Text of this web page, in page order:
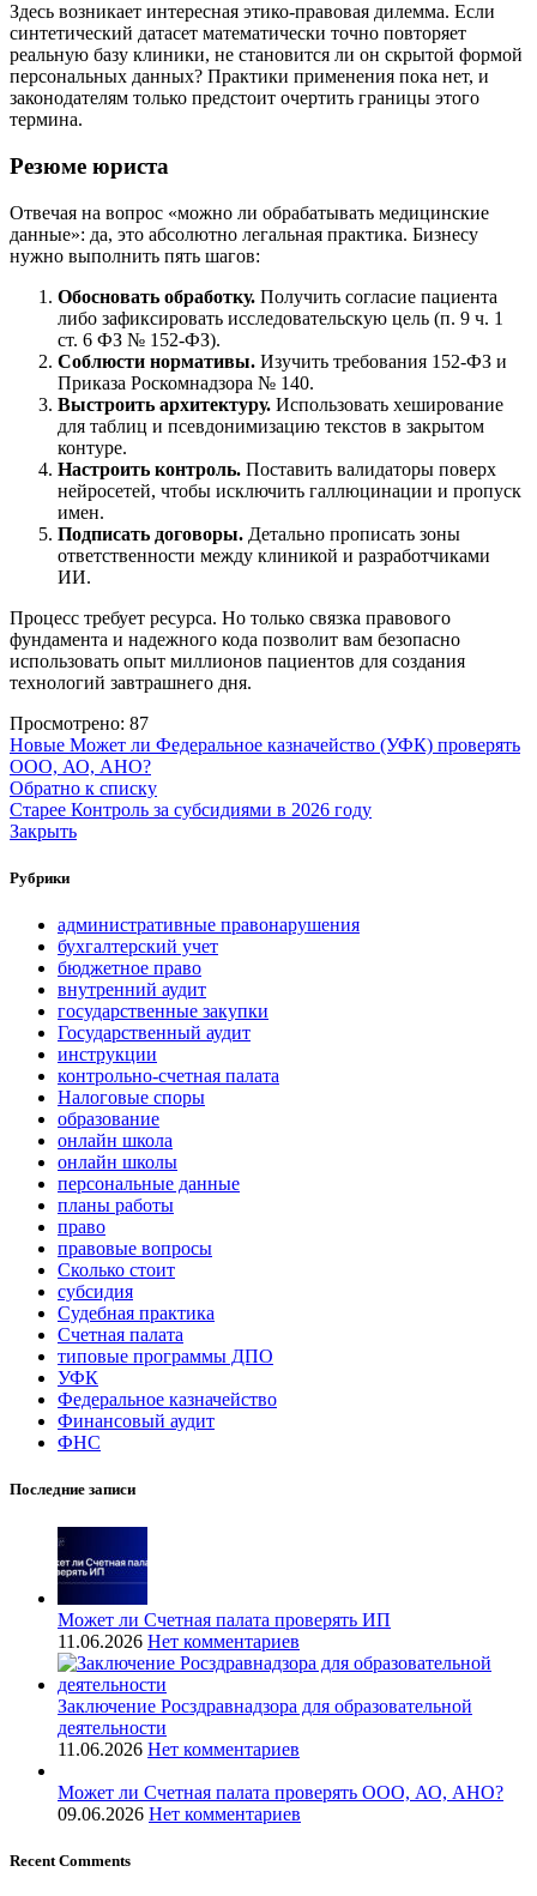
Здесь возникает интересная этико-правовая дилемма. Если
синтетический датасет математически точно повторяет
реальную базу клиники, не становится ли он скрытой формой
персональных данных? Практики применения пока нет, и
законодателям только предстоит очертить границы этого
термина.
Резюме юриста
Отвечая на вопрос «можно ли обрабатывать медицинские
данные»: да, это абсолютно легальная практика. Бизнесу
нужно выполнить пять шагов:
Обосновать обработку. Получить согласие пациента
либо зафиксировать исследовательскую цель (п. 9 ч. 1
ст. 6 ФЗ № 152-ФЗ).
Соблюсти нормативы. Изучить требования 152-ФЗ и
Приказа Роскомнадзора № 140.
Выстроить архитектуру. Использовать хеширование
для таблиц и псевдонимизацию текстов в закрытом
контуре.
Настроить контроль. Поставить валидаторы поверх
нейросетей, чтобы исключить галлюцинации и пропуск
имен.
Подписать договоры. Детально прописать зоны
ответственности между клиникой и разработчиками
ИИ.
Процесс требует ресурса. Но только связка правового
фундамента и надежного кода позволит вам безопасно
использовать опыт миллионов пациентов для создания
технологий завтрашнего дня.
Просмотрено: 87
Новые Может ли Федеральное казначейство (УФК) проверять
ООО, АО, АНО?
Обратно к списку
Старее Контроль за субсидиями в 2026 году
Закрыть
Рубрики
административные правонарушения
бухгалтерский учет
бюджетное право
внутренний аудит
государственные закупки
Государственный аудит
инструкции
контрольно-счетная палата
Налоговые споры
образование
онлайн школа
онлайн школы
персональные данные
планы работы
право
правовые вопросы
Сколько стоит
субсидия
Судебная практика
Счетная палата
типовые программы ДПО
УФК
Федеральное казначейство
Финансовый аудит
ФНС
Последние записи
Может ли Счетная палата проверять ИП
11.06.2026 Нет комментариев
Заключение Росздравнадзора для образовательной
деятельности
11.06.2026 Нет комментариев
Может ли Счетная палата проверять ООО, АО, АНО?
09.06.2026 Нет комментариев
Recent Comments